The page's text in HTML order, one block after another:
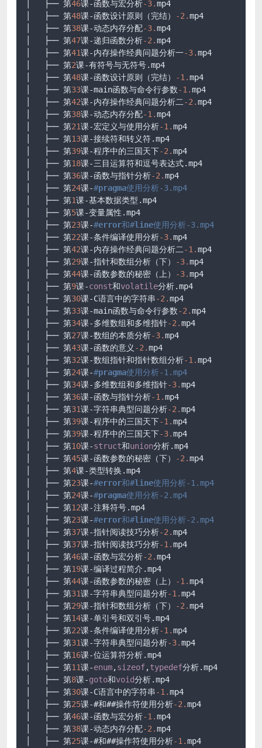
│   ├── 第46课-函数与宏分析-3.mp4
│   ├── 第48课-函数设计原则（完结） -2.mp4
│   ├── 第38课-动态内存分配-3.mp4
│   ├── 第47课-递归函数分析-2.mp4
│   ├── 第41课-内存操作经典问题分析一-3.mp4
│   ├── 第2课-有符号与无符号.mp4
│   ├── 第48课-函数设计原则（完结） -1.mp4
│   ├── 第33课-main函数与命令行参数-1.mp4
│   ├── 第42课-内存操作经典问题分析二-2.mp4
│   ├── 第38课-动态内存分配-1.mp4
│   ├── 第21课-宏定义与使用分析-1.mp4
│   ├── 第13课-接续符和转义符.mp4
│   ├── 第39课-程序中的三国天下-2.mp4
│   ├── 第18课-三目运算符和逗号表达式.mp4
│   ├── 第36课-函数与指针分析-2.mp4
│   ├── 第24课-#pragma使用分析-3.mp4
│   ├── 第1课-基本数据类型.mp4
│   ├── 第5课-变量属性.mp4
│   ├── 第23课-#error和#line使用分析-3.mp4
│   ├── 第22课-条件编译使用分析-3.mp4
│   ├── 第42课-内存操作经典问题分析二-1.mp4
│   ├── 第29课-指针和数组分析（下） -3.mp4
│   ├── 第44课-函数参数的秘密（上） -3.mp4
│   ├── 第9课-const和volatile分析.mp4
│   ├── 第30课-C语言中的字符串-2.mp4
│   ├── 第33课-main函数与命令行参数-2.mp4
│   ├── 第34课-多维数组和多维指针-2.mp4
│   ├── 第27课-数组的本质分析-3.mp4
│   ├── 第43课-函数的意义 -2.mp4
│   ├── 第32课-数组指针和指针数组分析-1.mp4
│   ├── 第24课-#pragma使用分析-1.mp4
│   ├── 第34课-多维数组和多维指针-3.mp4
│   ├── 第36课-函数与指针分析-1.mp4
│   ├── 第31课-字符串典型问题分析-2.mp4
│   ├── 第39课-程序中的三国天下-1.mp4
│   ├── 第39课-程序中的三国天下-3.mp4
│   ├── 第10课-struct和union分析.mp4
│   ├── 第45课-函数参数的秘密（下） -2.mp4
│   ├── 第4课-类型转换.mp4
│   ├── 第23课-#error和#line使用分析-1.mp4
│   ├── 第24课-#pragma使用分析-2.mp4
│   ├── 第12课-注释符号.mp4
│   ├── 第23课-#error和#line使用分析-2.mp4
│   ├── 第37课-指针阅读技巧分析-2.mp4
│   ├── 第37课-指针阅读技巧分析-1.mp4
│   ├── 第46课-函数与宏分析-2.mp4
│   ├── 第19课-编译过程简介.mp4
│   ├── 第44课-函数参数的秘密（上） -1.mp4
│   ├── 第31课-字符串典型问题分析-1.mp4
│   ├── 第29课-指针和数组分析（下） -2.mp4
│   ├── 第14课-单引号和双引号.mp4
│   ├── 第22课-条件编译使用分析-1.mp4
│   ├── 第31课-字符串典型问题分析-3.mp4
│   ├── 第16课-位运算符分析.mp4
│   ├── 第11课-enum,sizeof,typedef分析.mp4
│   ├── 第8课-goto和void分析.mp4
│   ├── 第30课-C语言中的字符串-1.mp4
│   ├── 第25课-#和##操作符使用分析-2.mp4
│   ├── 第46课-函数与宏分析-1.mp4
│   ├── 第38课-动态内存分配-2.mp4
│   ├── 第25课-#和##操作符使用分析-1.mp4